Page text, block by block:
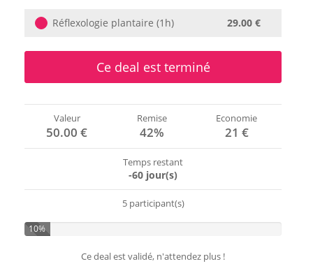
Réflexologie plantaire (1h) 29.00 €
Ce deal est terminé
Valeur
50.00 €
Remise
42%
Economie
21 €
Temps restant
-60 jour(s)
5 participant(s)
10%
Ce deal est validé, n'attendez plus !